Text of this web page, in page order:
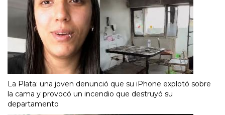
La Plata: una joven denunció que su iPhone explotó sobre
la cama y provocó un incendio que destruyó su
departamento